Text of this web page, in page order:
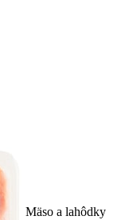
Mäso a lahôdky